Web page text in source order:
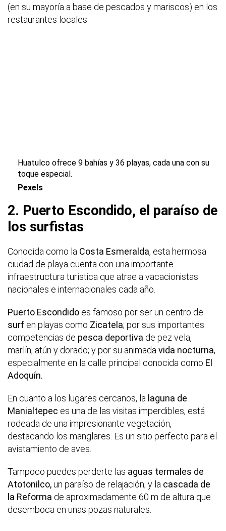
(en su mayoría a base de pescados y mariscos) en los
restaurantes locales.
Huatulco ofrece 9 bahías y 36 playas, cada una con su
toque especial.
Pexels
2. Puerto Escondido, el paraíso de
los surfistas
Conocida como la Costa Esmeralda, esta hermosa
ciudad de playa cuenta con una importante
infraestructura turística que atrae a vacacionistas
nacionales e internacionales cada año.
Puerto Escondido es famoso por ser un centro de
surf en playas como Zicatela; por sus importantes
competencias de pesca deportiva de pez vela,
marlín, atún y dorado; y por su animada vida nocturna,
especialmente en la calle principal conocida como El
Adoquín.
En cuanto a los lugares cercanos, la laguna de
Manialtepec es una de las visitas imperdibles, está
rodeada de una impresionante vegetación,
destacando los manglares. Es un sitio perfecto para el
avistamiento de aves.
Tampoco puedes perderte las aguas termales de
Atotonilco,un paraíso de relajación; y la cascada de
la Reforma de aproximadamente 60 m de altura que
desemboca en unas pozas naturales.